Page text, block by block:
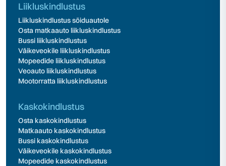
Liikluskindlustus
Liikluskindlustus sõiduautole
Osta matkaauto liikluskindlustus
Bussi liikluskindlustus
Väikeveokile liikluskindlustus
Mopeedide liikluskindlustus
Veoauto liikluskindlustus
Mootorratta liikluskindlustus
Kaskokindlustus
Osta kaskokindlustus
Matkaauto kaskokindlustus
Bussi kaskokindlustus
Väikeveokile kaskokindlustus
Mopeedide kaskokindlustus